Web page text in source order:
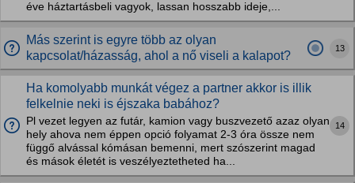
éve háztartásbeli vagyok, lassan hosszabb ideje,...
Más szerint is egyre több az olyan
kapcsolat/házasság, ahol a nő viseli a kalapot?
13
Ha komolyabb munkát végez a partner akkor is illik
felkelnie neki is éjszaka babához?
Pl vezet legyen az futár, kamion vagy buszvezető azaz olyan
hely ahova nem éppen opció folyamat 2-3 óra össze nem
függő alvással kómásan bemenni, mert szószerint magad
és mások életét is veszélyeztetheted ha...
14